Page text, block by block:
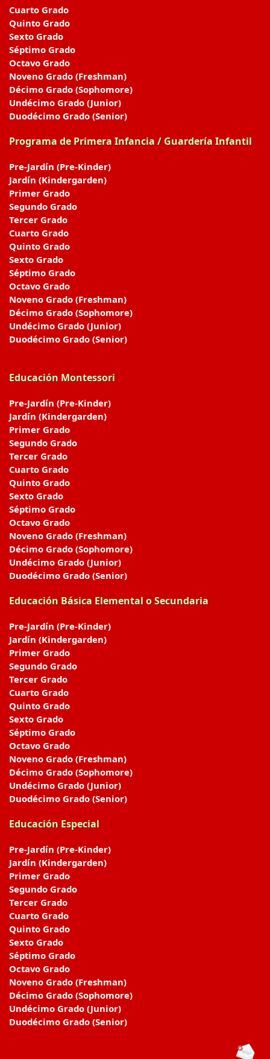
Cuarto Grado
Quinto Grado
Sexto Grado
Séptimo Grado
Octavo Grado
Noveno Grado (Freshman)
Décimo Grado (Sophomore)
Undécimo Grado (Junior)
Duodécimo Grado (Senior)
Programa de Primera Infancia / Guardería Infantil
Pre-Jardín (Pre-Kinder)
Jardín (Kindergarden)
Primer Grado
Segundo Grado
Tercer Grado
Cuarto Grado
Quinto Grado
Sexto Grado
Séptimo Grado
Octavo Grado
Noveno Grado (Freshman)
Décimo Grado (Sophomore)
Undécimo Grado (Junior)
Duodécimo Grado (Senior)
Educación Montessori
Pre-Jardín (Pre-Kinder)
Jardín (Kindergarden)
Primer Grado
Segundo Grado
Tercer Grado
Cuarto Grado
Quinto Grado
Sexto Grado
Séptimo Grado
Octavo Grado
Noveno Grado (Freshman)
Décimo Grado (Sophomore)
Undécimo Grado (Junior)
Duodécimo Grado (Senior)
Educación Básica Elemental o Secundaria
Pre-Jardín (Pre-Kinder)
Jardín (Kindergarden)
Primer Grado
Segundo Grado
Tercer Grado
Cuarto Grado
Quinto Grado
Sexto Grado
Séptimo Grado
Octavo Grado
Noveno Grado (Freshman)
Décimo Grado (Sophomore)
Undécimo Grado (Junior)
Duodécimo Grado (Senior)
Educación Especial
Pre-Jardín (Pre-Kinder)
Jardín (Kindergarden)
Primer Grado
Segundo Grado
Tercer Grado
Cuarto Grado
Quinto Grado
Sexto Grado
Séptimo Grado
Octavo Grado
Noveno Grado (Freshman)
Décimo Grado (Sophomore)
Undécimo Grado (Junior)
Duodécimo Grado (Senior)